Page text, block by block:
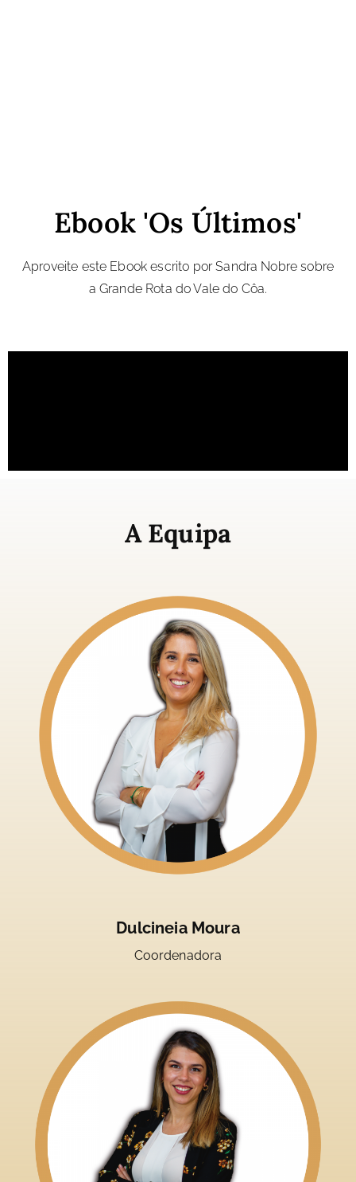
Ebook 'Os Últimos'
Aproveite este Ebook escrito por Sandra Nobre sobre
a Grande Rota do Vale do Côa.
A Equipa
Dulcineia Moura
Coordenadora